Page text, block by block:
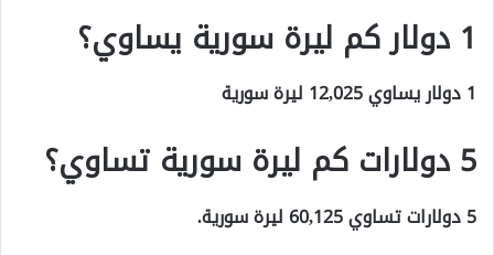
1 دولار كم ليرة سورية يساوي؟
1 دولار يساوي 12,025 ليرة سورية
5 دولارات كم ليرة سورية تساوي؟
5 دولارات تساوي 60,125 ليرة سورية.